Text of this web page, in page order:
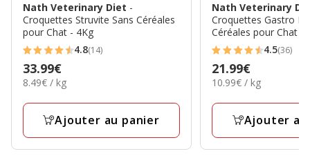
Nath Veterinary Diet -
Croquettes Struvite Sans Céréales
pour Chat - 4Kg
4.8
étoiles
avec
14
4.8(14)
Prix
33.99€
33.99€
8.49€
Kg
8.49€ / kg
Ajouter au panier
Nath Veterinary
Croquettes Gastro
Céréales pour Chat -
4.5
étoiles
avec
36
4.5(36)
Prix
21.99€
21.99€
10.99€
Kg
10.99€ / kg
Ajouter